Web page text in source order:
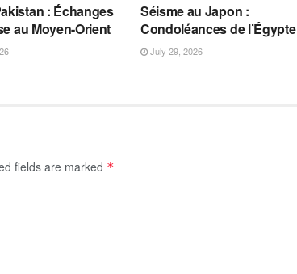
: Échanges
au Moyen-Orient
Séisme au Japon :
Condoléances de l’Égypte
July 29, 2026
fields are marked *